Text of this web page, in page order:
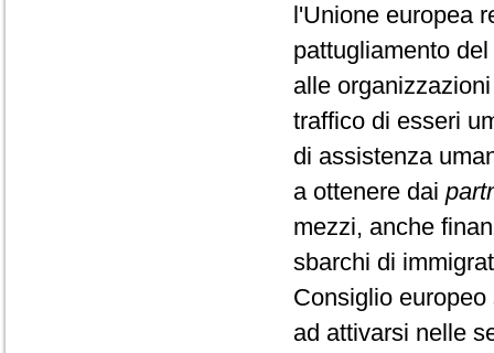
l'Unione europea
pattugliamento
alle
traffico di esseri
di assistenza
a ottenere dai
mezzi, anche
sbarchi di
Consiglio
ad attivarsi nelle